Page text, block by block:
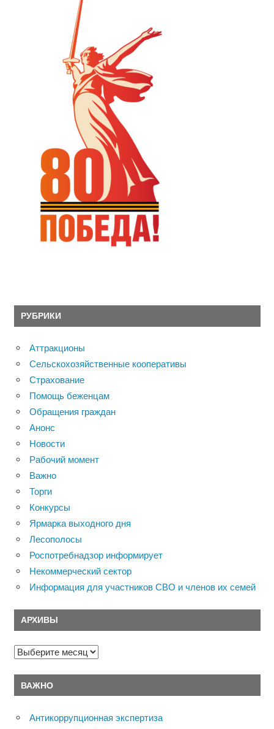
РУБРИКИ
Аттракционы
Сельскохозяйственные кооперативы
Страхование
Помощь беженцам
Обращения граждан
Анонс
Новости
Рабочий момент
Важно
Торги
Конкурсы
Ярмарка выходного дня
Лесополосы
Роспотребнадзор информирует
Некоммерческий сектор
Информация для участников СВО и членов их семей
АРХИВЫ
Архивы
ВАЖНО
Антикоррупционная экспертиза